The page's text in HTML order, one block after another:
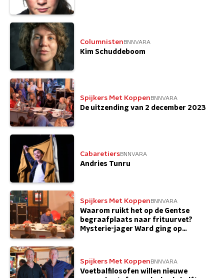
Columnisten BNNVARA
Kim Schuddeboom
Spijkers Met Koppen BNNVARA
De uitzending van 2 december 2023
CabaretiersBNNVARA
Andries Tunru
Spijkers Met Koppen BNNVARA
Waarom ruikt het op de Gentse
begraafplaats naar frituurvet?
Mysterie-jager Ward ging op
Spijkers Met Koppen BNNVARA
Voetbalfilosofen willen nieuwe